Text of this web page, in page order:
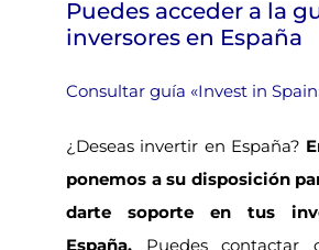
Puedes acceder a la
inversores en España
Consultar guía «Invest in
¿Deseas invertir en España?
ponemos a su disposición
darte soporte en tus
España. Puedes contactar